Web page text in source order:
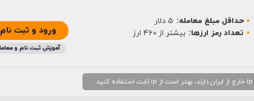
حداقل مبلغ معامله: 5 دلار
تعداد رمز ارزها: بیشتر از 460 ارز ورود و ثبت نام
آموزش ثبت نام و